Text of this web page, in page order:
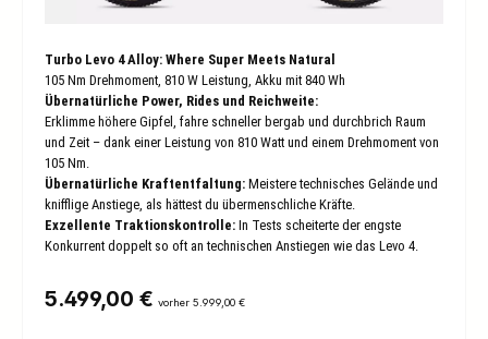
Turbo Levo 4 Alloy: Where Super Meets Natural
105 Nm Drehmoment, 810 W Leistung, Akku mit 840 Wh
Übernatürliche Power, Rides und Reichweite:
Erklimme höhere Gipfel, fahre schneller bergab und durchbrich Raum
und Zeit – dank einer Leistung von 810 Watt und einem Drehmoment von
105 Nm.
Übernatürliche Kraftentfaltung: Meistere technisches Gelände und
knifflige Anstiege, als hättest du übermenschliche Kräfte.
Exzellente Traktionskontrolle: In Tests scheiterte der engste
Konkurrent doppelt so oft an technischen Anstiegen wie das Levo 4.
Regulärer Preis:
5.499,00 € vorher 5.999,00 €